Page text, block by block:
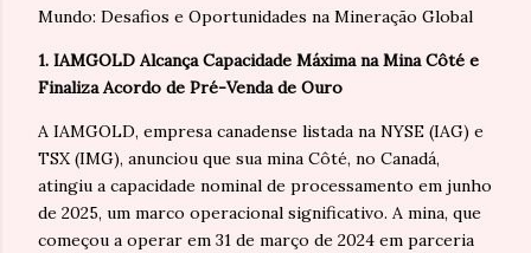
Mundo: Desafios e Oportunidades na Mineração Global
1. IAMGOLD Alcança Capacidade Máxima na Mina Côté e
Finaliza Acordo de Pré-Venda de Ouro
A IAMGOLD, empresa canadense listada na NYSE (IAG) e
TSX (IMG), anunciou que sua mina Côté, no Canadá,
atingiu a capacidade nominal de processamento em junho
de 2025, um marco operacional significativo. A mina, que
começou a operar em 31 de março de 2024 em parceria